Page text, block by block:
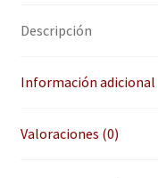
Descripción
Información adicional
Valoraciones (0)